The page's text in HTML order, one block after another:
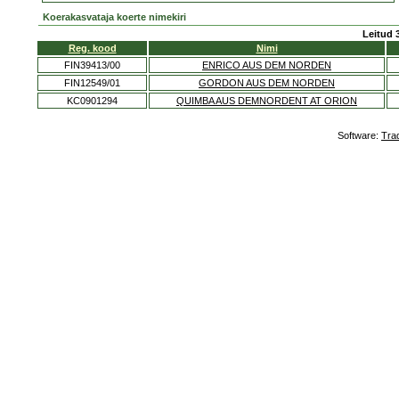
Koerakasvataja koerte nimekiri
Leitud
Reg. kood
Nimi
FIN39413/00
ENRICO AUS DEM NORDEN
FIN12549/01
GORDON AUS DEM NORDEN
KC0901294
QUIMBA AUS DEMNORDENT AT ORION
Software: